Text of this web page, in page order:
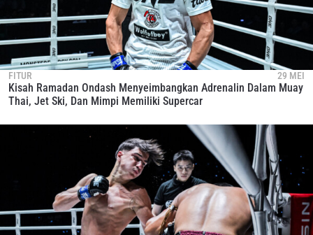
FITUR 29 MEI
Kisah Ramadan Ondash Menyeimbangkan Adrenalin Dalam Muay
Thai, Jet Ski, Dan Mimpi Memiliki Supercar